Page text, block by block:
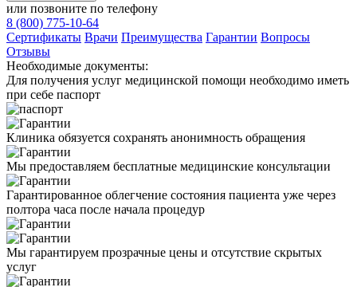
или позвоните по телефону
8 (800) 775-10-64
Cертификаты Врачи Преимущества Гарантии Вопросы
Отзывы
Необходимые документы:
Для получения услуг медицинской помощи необходимо иметь
при себе паспорт
Клиника обязуется сохранять анонимность обращения
Мы предоставляем бесплатные медицинские консультации
Гарантированное облегчение состояния пациента уже через
полтора часа после начала процедур
Мы гарантируем прозрачные цены и отсутствие скрытых
услуг